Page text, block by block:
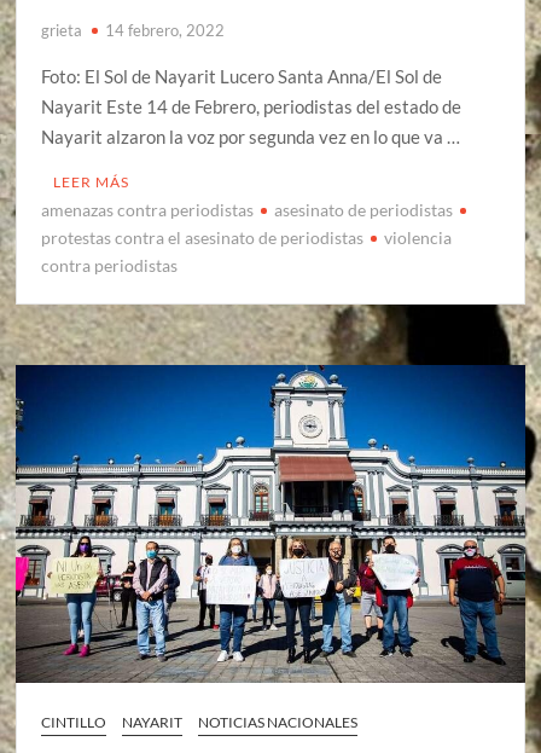
grieta 14 febrero, 2022
Foto: El Sol de Nayarit Lucero Santa Anna/El Sol de
Nayarit Este 14 de Febrero, periodistas del estado de
Nayarit alzaron la voz por segunda vez en lo que va …
LEER MÁS
amenazas contra periodistas
asesinato de periodistas
protestas contra el asesinato de periodistas
violencia
contra periodistas
CINTILLO NAYARIT
NOTICIAS NACIONALES